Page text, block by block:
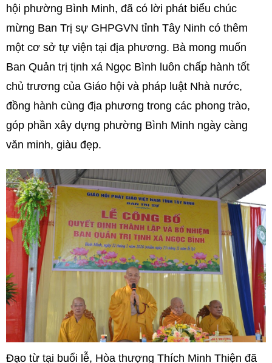
hội phường Bình Minh, đã có lời phát biểu chúc
mừng Ban Trị sự GHPGVN tỉnh Tây Ninh có thêm
một cơ sở tự viện tại địa phương. Bà mong muốn
Ban Quản trị tịnh xá Ngọc Bình luôn chấp hành tốt
chủ trương của Giáo hội và pháp luật Nhà nước,
đồng hành cùng địa phương trong các phong trào,
góp phần xây dựng phường Bình Minh ngày càng
văn minh, giàu đẹp.
Đạo từ tại buổi lễ, Hòa thượng Thích Minh Thiện đã